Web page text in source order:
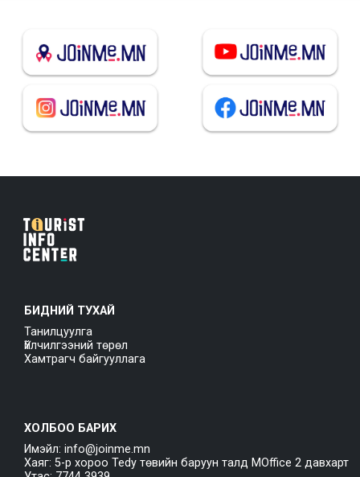
БИДНИЙ ТУХАЙ
Танилцуулга
Үйлчилгээний төрөл
Хамтрагч байгууллага
ХОЛБОО БАРИХ
Имэйл: info@joinme.mn
Хаяг: 5-р хороо Tedy төвийн баруун талд MOffice 2 давхарт